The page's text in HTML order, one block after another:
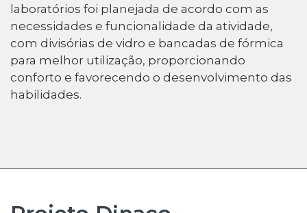
laboratórios foi planejada de acordo com as
necessidades e funcionalidade da atividade,
com divisórias de vidro e bancadas de fórmica
para melhor utilização, proporcionando
conforto e favorecendo o desenvolvimento das
habilidades.